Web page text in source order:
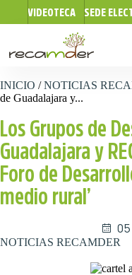
VIDEOTECA SEDE
INICIO /NOTICIAS
de Guadalajara y...
Los Grupos de
Guadalajara y
Foro de
medio rural’
NOTICIAS RECAMDER